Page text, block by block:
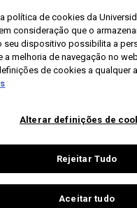
Aveiro 2026
política de cookies da
consideração que o
seu dispositivo possibilita a
a melhoria de navegação no
de cookies a qualquer
Alterar definições de
Rejeitar Tudo
Aceitar tudo